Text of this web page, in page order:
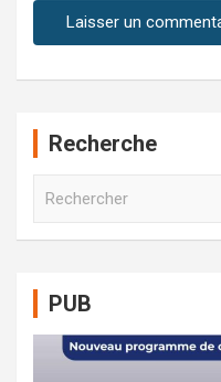
Recherche
PUB